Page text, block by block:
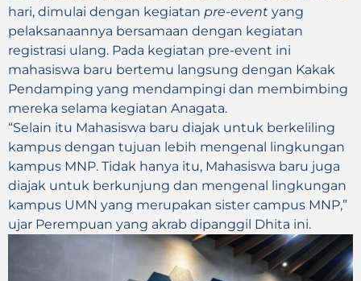
hari, dimulai dengan kegiatan pre-event yang
pelaksanaannya bersamaan dengan kegiatan
registrasi ulang. Pada kegiatan pre-event ini
mahasiswa baru bertemu langsung dengan Kakak
Pendamping yang mendampingi dan membimbing
mereka selama kegiatan Anagata.
“Selain itu Mahasiswa baru diajak untuk berkeliling
kampus dengan tujuan lebih mengenal lingkungan
kampus MNP. Tidak hanya itu, Mahasiswa baru juga
diajak untuk berkunjung dan mengenal lingkungan
kampus UMN yang merupakan sister campus MNP,”
ujar Perempuan yang akrab dipanggil Dhita ini.